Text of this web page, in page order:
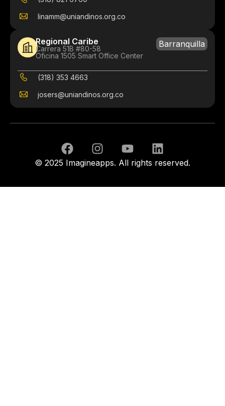
linamm@uniandinos.org.co
Regional Caribe
Carrera 51B #80-58
Oficina 1505 Smart Office Center
Barranquilla
(318) 353 4663
josers@uniandinos.org.co
© 2025 Imagineapps. All rights reserved.